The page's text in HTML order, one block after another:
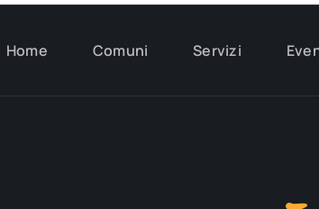
Home Comuni Servizi